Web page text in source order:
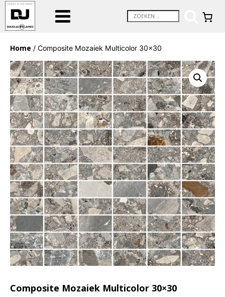
Home / Composite Mozaiek Multicolor 30×30
Composite Mozaiek Multicolor 30×30